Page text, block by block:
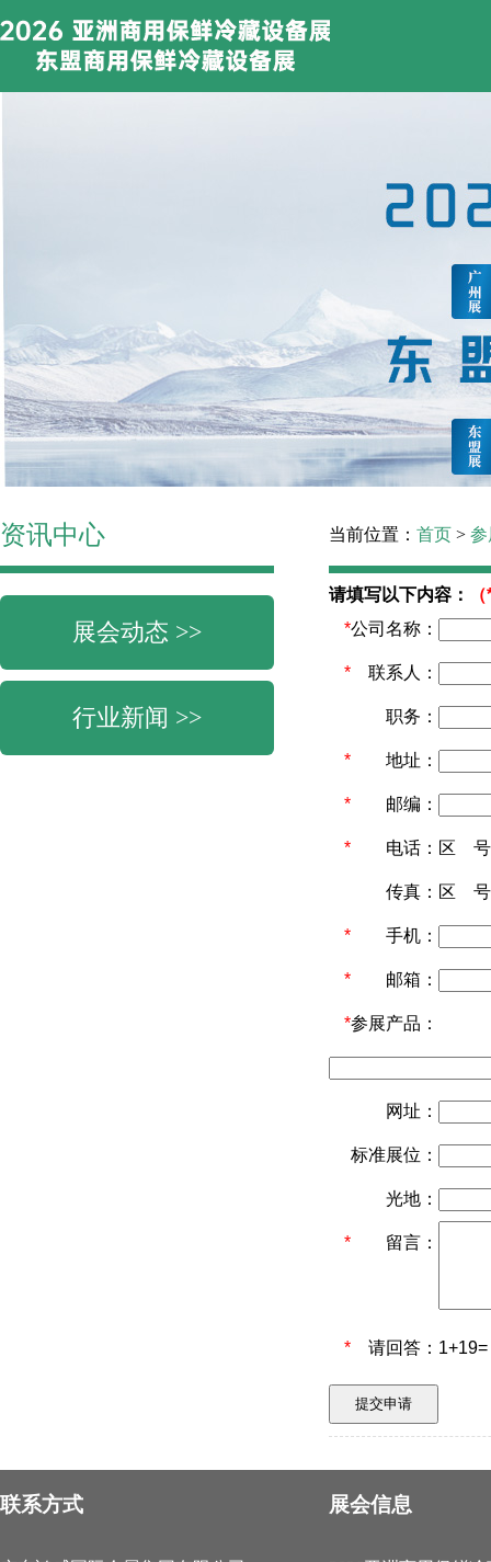
资讯中心
展会动态 >>
行业新闻 >>
当前位置： 首页 > 参
请填写以下内容：
*公司名称：
* 联系人：
职务：
* 地址：
* 邮编：
* 电话： 区
传真： 区
* 手机：
* 邮箱：
*参展产品：
网址：
标准展位：
光地：
* 留言：
* 请回答： 1+19=
联系方式 展会信息